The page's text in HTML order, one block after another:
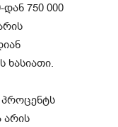
750 000
ხასიათი.
არის